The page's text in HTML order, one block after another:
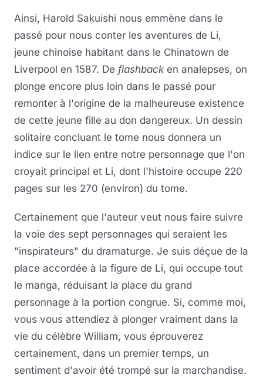
Ainsi, Harold Sakuishi nous emmène dans le
passé pour nous conter les aventures de Li,
jeune chinoise habitant dans le Chinatown de
Liverpool en 1587. De flashback en analepses, on
plonge encore plus loin dans le passé pour
remonter à l'origine de la malheureuse existence
de cette jeune fille au don dangereux. Un dessin
solitaire concluant le tome nous donnera un
indice sur le lien entre notre personnage que l'on
croyait principal et Li, dont l'histoire occupe 220
pages sur les 270 (environ) du tome.
Certainement que l'auteur veut nous faire suivre
la voie des sept personnages qui seraient les
"inspirateurs" du dramaturge. Je suis déçue de la
place accordée à la figure de Li, qui occupe tout
le manga, réduisant la place du grand
personnage à la portion congrue. Si, comme moi,
vous vous attendiez à plonger vraiment dans la
vie du célèbre William, vous éprouverez
certainement, dans un premier temps, un
sentiment d'avoir été trompé sur la marchandise.